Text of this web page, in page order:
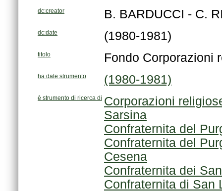
dc:creator B. BARDUCCI - C.
dc:date (1980-1981)
titolo Fondo Corporazioni
ha date strumento (1980-1981)
è strumento di ricerca di Corporazioni
Sarsina
Confraternita del
Cesena
Confraternita dei